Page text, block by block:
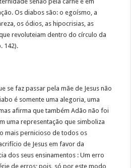
Os diabos são: o egoísmo, a
os ódios, as hipocrisias, as
revoluteiam dentro do círculo da
142).
se faz passar pela mãe de Jesus não
é somente uma alegoria, uma
afirma que também Adão não foi
uma representação que simboliza
mais pernicioso de todos os
de Jesus em favor da
dos seus ensinamentos : Um erro
de erros; pois, só por este modo